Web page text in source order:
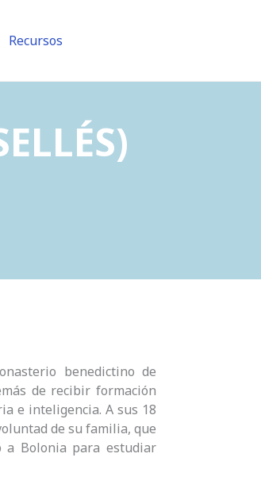
Recursos
benedictino de
de recibir formación
e inteligencia. A sus 18
de su familia, que
a Bolonia para estudiar